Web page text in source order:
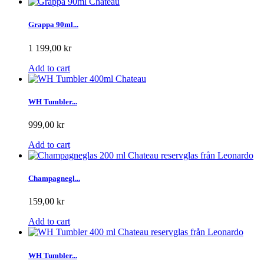
Grappa 90ml...
1 199,00 kr
Add to cart
WH Tumbler...
999,00 kr
Add to cart
Champagnegl...
159,00 kr
Add to cart
WH Tumbler...